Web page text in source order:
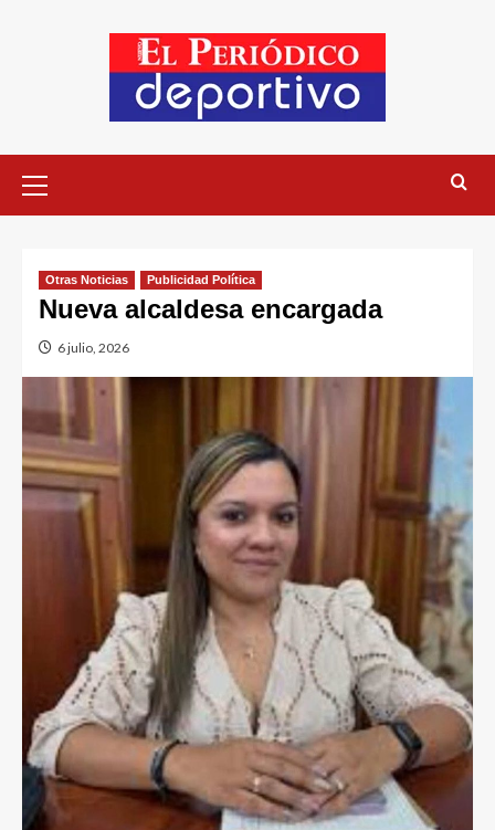
Otras Noticias Publicidad Política
Nueva alcaldesa encargada
6 julio, 2026